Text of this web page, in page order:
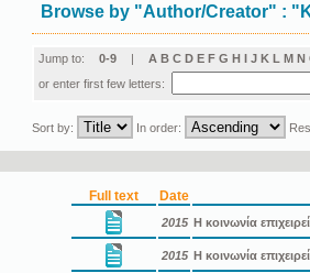
Browse by "Author/Creator" :
Jump to: 0-9 | A B C D E F G H I J K L M N
or enter first few letters:
Sort by: In order:
Full text Date
2015 Η κοινωνία
2015 Η κοινωνία